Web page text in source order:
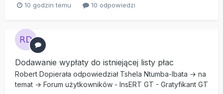
10 godzin temu 10 odpowiedzi
Dodawanie wypłaty do istniejącej listy płac
Robert Dopierała odpowiedział Tshela Ntumba-Ibata → na
temat → Forum użytkowników - InsERT GT - Gratyfikant GT